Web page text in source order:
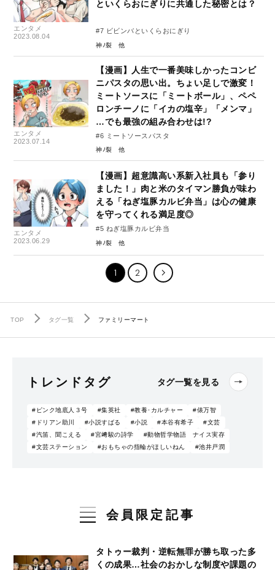
エンタメ
2023.08.04
といくらおにぎりに共通した秘密とは？
#7 ビビンバといくらおにぎり
神ﾉ裂
エンタメ
2023.07.14
【漫画】人生で一番美味しかったコンビ
ニパスタの思い出。ちょい足しで激変！
ミートソースに「ミートボール」、ペペ
ロンチーノに「イカの塩辛」「メンマ」
…でも最強の組み合わせは!?
#6 ミートソースパスタ
神ﾉ裂
エンタメ
2023.06.29
【漫画】超意識高い系新入社員も「参り
ました！」肉と米のタイマン勝負が味わ
える「ねぎ塩豚カルビ弁当」は心の健康
を守ってくれる満足度◎
#5 ねぎ塩豚カルビ弁当
神ﾉ裂
1 2
TOP タグ一覧 ファミリーマート
トレンドタグ タグ一覧を見る
#ピンク地底人３号 #集英社 #教養･カルチャー
#俵万智
#ドリアン助川
#小説すばる #小説 #本谷有希子
#文芸
#汽笛、聞こえる
#宮﨑駿の詩学
#動物哲学物語 ナイス実存
#文芸ステーション
#おもちゃの指輪がほしいねん #池井戸潤
会員限定記事
タトゥー裁判・逆転無罪が勝ち取った多
くの成果…社会のおかしな制度や課題の